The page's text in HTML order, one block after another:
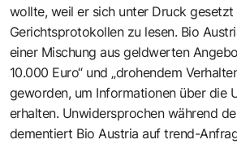
wollte, weil er sich unter Druck
Gerichtsprotokollen zu lesen. Bio
einer Mischung aus geldwerten
10.000 Euro“ und „drohendem
geworden, um Informationen über die
erhalten. Unwidersprochen während
dementiert Bio Austria auf trend-